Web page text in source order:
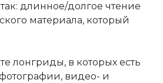
длинное/долгое чтение
материала, который
лонгриды, в которых есть
видео- и